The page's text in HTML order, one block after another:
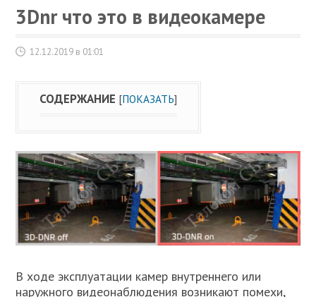
3Dnr что это в видеокамере
12.12.2019 в 01:01
СОДЕРЖАНИЕ [ПОКАЗАТЬ]
В ходе эксплуатации камер внутреннего или
наружного видеонаблюдения возникают помехи,